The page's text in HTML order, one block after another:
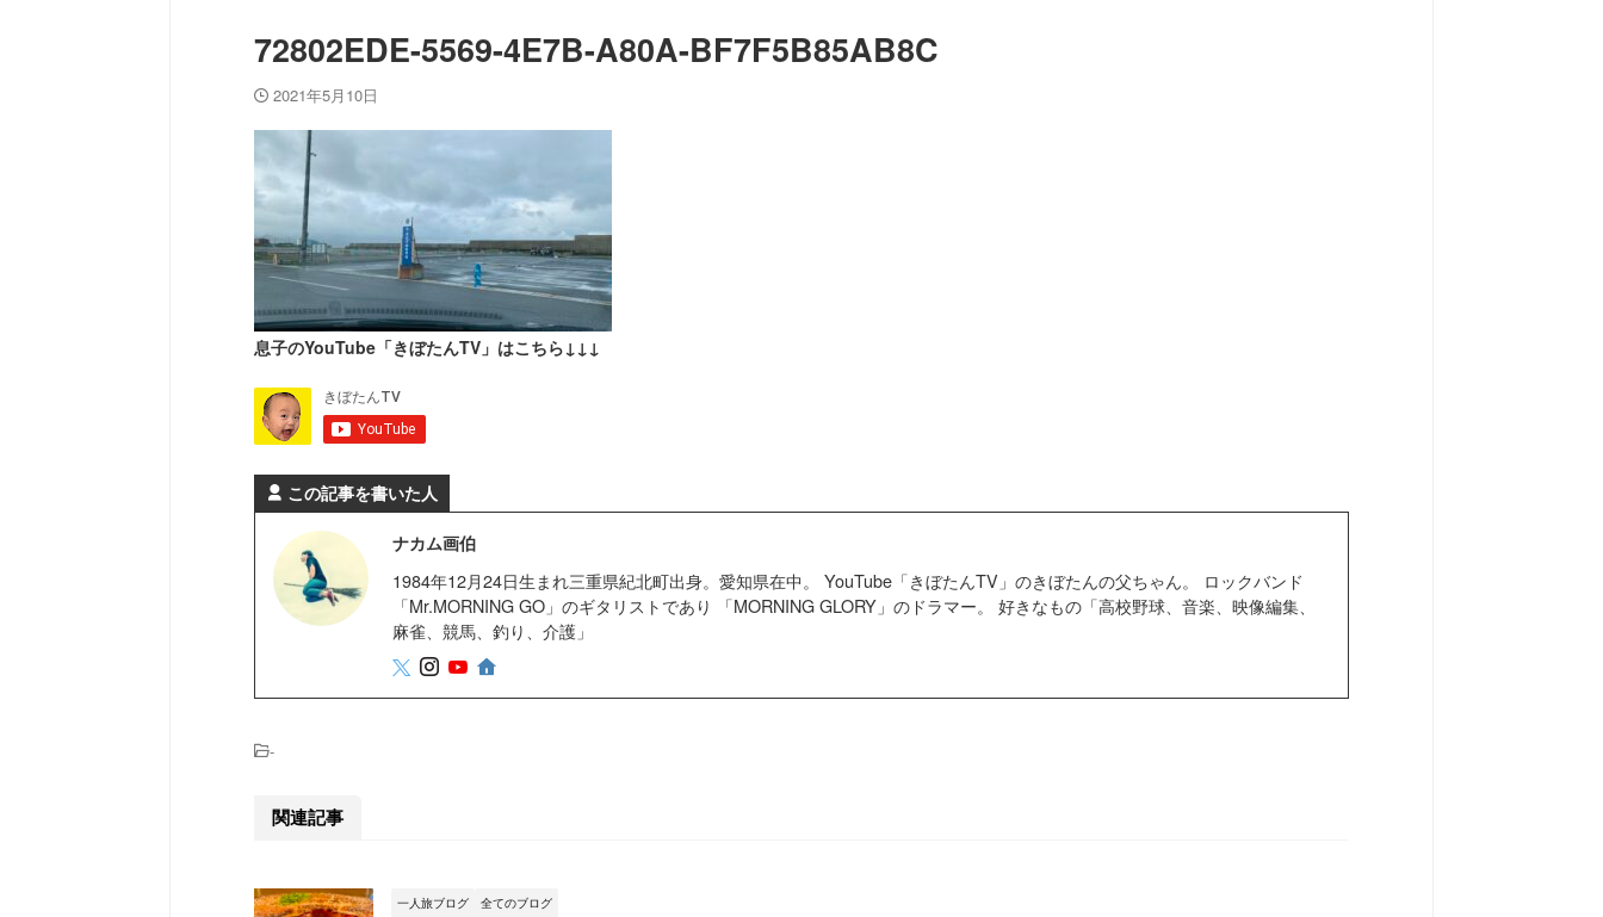
72802EDE-5569-4E7B-A80A-BF7F5B85AB8C
2021年5月10日
息子のYouTube「きぼたんTV」はこちら↓↓↓
この記事を書いた人
ナカム画伯
1984年12月24日生まれ三重県紀北町出身。愛知県在中。 YouTube「きぼたんTV」のきぼたんの父ちゃん。 ロックバンド
「Mr.MORNING GO」のギタリストであり 「MORNING GLORY」のドラマー。 好きなもの「高校野球、音楽、映像編集、
麻雀、競馬、釣り、介護」
-
関連記事
一人旅ブログ 全てのブログ